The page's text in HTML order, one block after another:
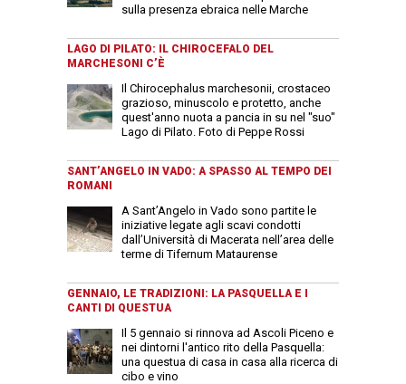
sulla presenza ebraica nelle Marche
LAGO DI PILATO: IL CHIROCEFALO DEL
MARCHESONI C’È
Il Chirocephalus marchesonii, crostaceo
grazioso, minuscolo e protetto, anche
quest'anno nuota a pancia in su nel "suo"
Lago di Pilato. Foto di Peppe Rossi
SANT’ANGELO IN VADO: A SPASSO AL TEMPO DEI
ROMANI
A Sant’Angelo in Vado sono partite le
iniziative legate agli scavi condotti
dall’Università di Macerata nell’area delle
terme di Tifernum Mataurense
GENNAIO, LE TRADIZIONI: LA PASQUELLA E I
CANTI DI QUESTUA
Il 5 gennaio si rinnova ad Ascoli Piceno e
nei dintorni l'antico rito della Pasquella:
una questua di casa in casa alla ricerca di
cibo e vino